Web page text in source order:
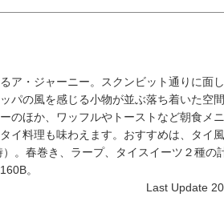
ア・ジャーニー。スクンビット通りに面
パの風を感じる小物が並ぶ落ち着いた空間
のほか、ワッフルやトーストなど朝食メ
イ料理も味わえます。おすすめは、タイ
。春巻き、ラープ、タイスイーツ２種の
。
Last Update